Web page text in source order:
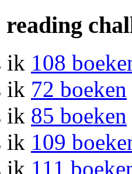
reading
ik 108
ik 72 boeken
ik 85 boeken
ik 109
ik 111